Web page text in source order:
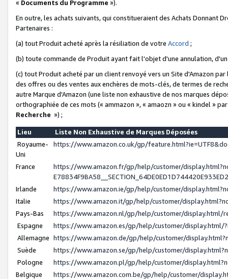
« Documents du Programme »).
En outre, les achats suivants, qui constitueraient des Achats Donnant
Partenaires :
(a) tout Produit acheté après la résiliation de votre Accord ;
(b) toute commande de Produit ayant fait l'objet d'une annulation,
(c) tout Produit acheté par un client renvoyé vers un Site d'Amazon
des offres ou des ventes aux enchères de mots-clés, de termes de
autre Marque d'Amazon (une liste non exhaustive de nos marques
orthographiée de ces mots (« ammazon », « amaozn » ou « kindel »
Recherche ») ;
Lieu
Liste Non Exhaustive de Marques Déposées
Royaume-
Uni
https://www.amazon.co.uk/gp/
France
https://www.amazon.fr/gp/help/customer/
Irlande
https://www.amazon.ie/gp/help/customer/
Italie
https://www.amazon.it/gp/help/customer/
Pays-Bas
https://www.amazon.nl/gp/help/customer/display.html/
Espagne
https://www.amazon.es/gp/help/customer/display.html/
Allemagne https://www.amazon.de/gp/help/customer/
Suède
https://www.amazon.se/gp/help/customer/
Pologne
https://www.amazon.pl/gp/help/customer/
Belgique
https://www.amazon.com.be/gp/help/customer/